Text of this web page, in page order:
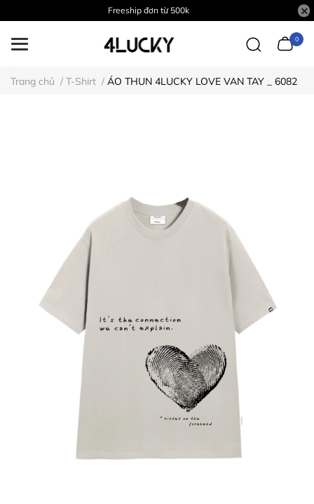
Freeship đơn từ 500k
0
Trang chủ / T-Shirt / ÁO THUN 4LUCKY LOVE VAN TAY _ 6082